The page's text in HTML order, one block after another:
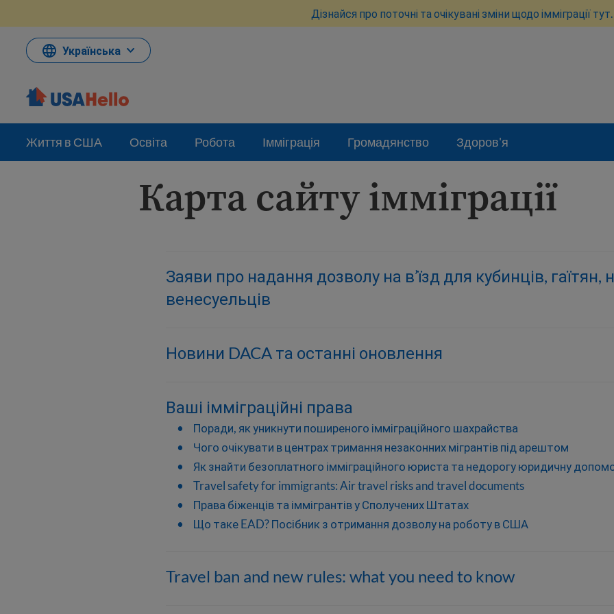
Дізнайся про поточні та очікувані зміни щодо імміграції тут.
Українська
Життя в США Освіта Робота Імміграція Громадянство Здоров'я
Карта сайту імміграції
Заяви про надання дозволу на в’їзд для кубинців, гаїтян,
венесуельців
Новини DACA та останні оновлення
Ваші імміграційні права
Поради, як уникнути поширеного імміграційного шахрайства
Чого очікувати в центрах тримання незаконних мігрантів під арештом
Як знайти безоплатного імміграційного юриста та недорогу юридичну
Travel safety for immigrants: Air travel risks and travel documents
Права біженців та іммігрантів у Сполучених Штатах
Що таке EAD? Посібник з отримання дозволу на роботу в США
Travel ban and new rules: what you need to know